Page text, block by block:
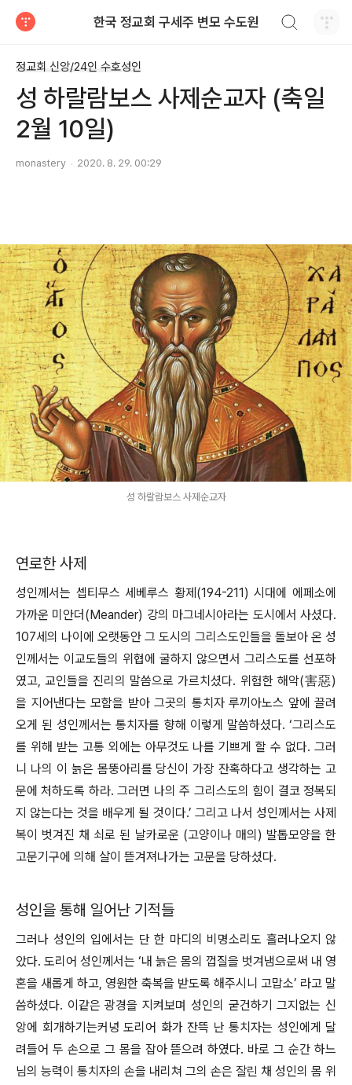
한국 정교회 구세주 변모 수도원
정교회 신앙/24인 수호성인
성 하랄람보스 사제순교자 (축일
2월 10일)
monastery 2020. 8. 29. 00:29
성 하랄람보스 사제순교자
연로한 사제
성인께서는 셉티무스 세베루스 황제(194-211) 시대에 에페소에
가까운 미안더(Meander) 강의 마그네시아라는 도시에서 사셨다.
107세의 나이에 오랫동안 그 도시의 그리스도인들을 돌보아 온 성
인께서는 이교도들의 위협에 굴하지 않으면서 그리스도를 선포하
였고, 교인들을 진리의 말씀으로 가르치셨다. 위험한 해악(害惡)
을 지어낸다는 모함을 받아 그곳의 통치자 루끼아노스 앞에 끌려
오게 된 성인께서는 통치자를 향해 이렇게 말씀하셨다. ‘그리스도
를 위해 받는 고통 외에는 아무것도 나를 기쁘게 할 수 없다. 그러
니 나의 이 늙은 몸뚱아리를 당신이 가장 잔혹하다고 생각하는 고
문에 처하도록 하라. 그러면 나의 주 그리스도의 힘이 결코 정복되
지 않는다는 것을 배우게 될 것이다.’ 그리고 나서 성인께서는 사제
복이 벗겨진 채 쇠로 된 날카로운 (고양이나 매의) 발톱모양을 한
고문기구에 의해 살이 뜯겨져나가는 고문을 당하셨다.
성인을 통해 일어난 기적들
그러나 성인의 입에서는 단 한 마디의 비명소리도 흘러나오지 않
았다. 도리어 성인께서는 ‘내 늙은 몸의 껍질을 벗겨냄으로써 내 영
혼을 새롭게 하고, 영원한 축복을 받도록 해주시니 고맙소’ 라고 말
씀하셨다. 이같은 광경을 지켜보며 성인의 굳건하기 그지없는 신
앙에 회개하기는커녕 도리어 화가 잔뜩 난 통치자는 성인에게 달
려들어 두 손으로 그 몸을 잡아 뜯으려 하였다. 바로 그 순간 하느
님의 능력이 통치자의 손을 내리쳐 그의 손은 잘린 채 성인의 몸 위